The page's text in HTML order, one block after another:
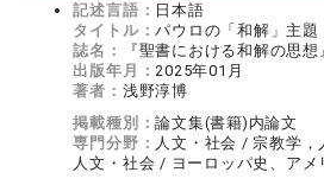
記述言語： 日本語
タイトル：パウロの「和解」主題
誌名：
『聖書における和解の思
出版年月：2025年01月
著者： 浅野淳博
掲載種別：論文集(書籍)内論文
専門分野： 人文・社会 / 宗教学，
人文・社会 / ヨーロッパ史、アメ